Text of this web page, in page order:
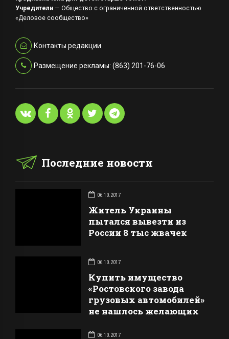
Учредители — Общество с ограниченной ответственностью
«Деловое сообщество»
Контакты редакции
Размещение рекламы: (863) 201-76-06
Последние новости
06.10.2017
Житель Украины
пытался вывезти из
России 8 тыс жвачек
06.10.2017
Купить имущество
«Ростовского завода
грузовых автомобилей»
не нашлось желающих
06.10.2017